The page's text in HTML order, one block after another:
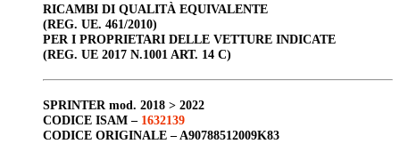
RICAMBI DI QUALITÀ EQUIVALENTE
(REG. UE. 461/2010)
PER I PROPRIETARI DELLE VETTURE INDICATE
(REG. UE 2017 N.1001 ART. 14 C)
SPRINTERmod. 2018 > 2022
CODICE ISAM – 1632139
CODICE ORIGINALE –A90788512009K83